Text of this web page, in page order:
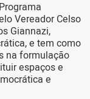
Vereador Celso
Giannazi,
e tem como
na formulação
espaços e
e